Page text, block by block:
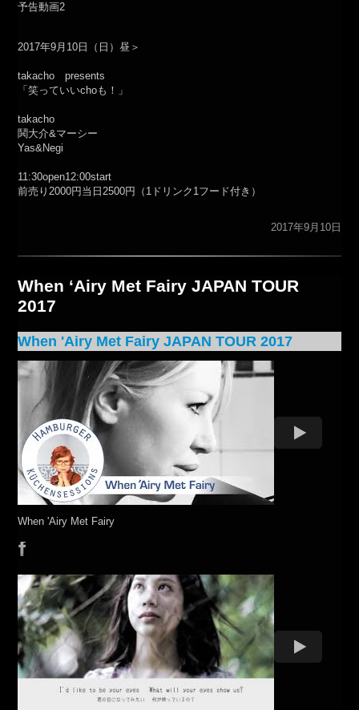
予告動画2
2017年9月10日（日）昼＞
takacho presents
「笑っていいchoも！」
takacho
鬨大介&マーシー
Yas&Negi
11:30open12:00start
前売り2000円当日2500円（1ドリンク1フード付き）
2017年9月10日
When ‘Airy Met Fairy JAPAN TOUR
2017
When 'Airy Met Fairy JAPAN TOUR 2017
When 'Airy Met Fairy